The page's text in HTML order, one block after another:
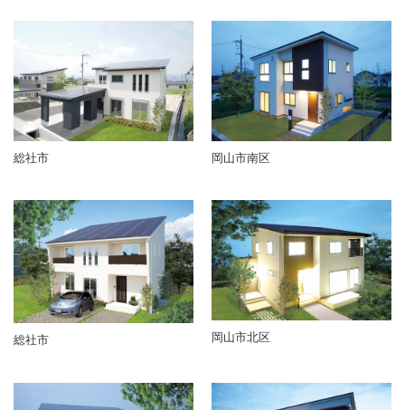
総社市 岡山市南区
総社市 岡山市北区